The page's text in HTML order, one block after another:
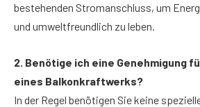
bestehenden Stromanschluss, um
und umweltfreundlich zu leben.
2. Benötige ich eine Genehmigung
eines Balkonkraftwerks?
In der Regel benötigen Sie keine